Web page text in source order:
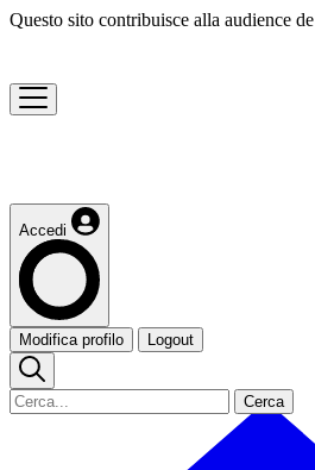
Questo sito contribuisce alla audience de
Accedi
Modifica profilo Logout
Cerca